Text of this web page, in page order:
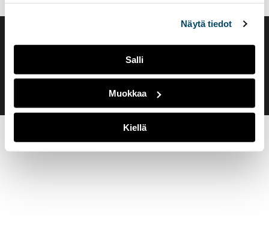
Näytä tiedot
Salli
Muokkaa
Kiellä
Saavutettavuusseloste